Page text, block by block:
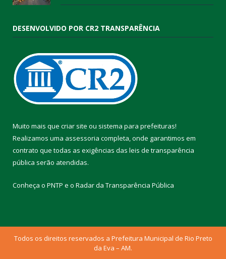
DESENVOLVIDO POR CR2 TRANSPARÊNCIA
Muito mais que criar site ou sistema para prefeituras!
Realizamos uma assessoria completa, onde garantimos em
contrato que todas as exigências das leis de transparência
pública serão atendidas.
Conheça o PNTP e o Radar da Transparência Pública
Todos os direitos reservados a Prefeitura Municipal de Rio Preto
da Eva – AM.